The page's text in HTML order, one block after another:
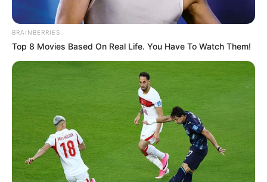
BRAINBERRIES
Top 8 Movies Based On Real Life. You Have To Watch Them!